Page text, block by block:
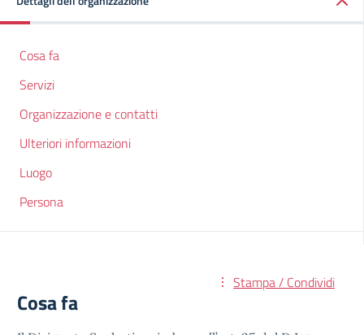
Cosa fa
Servizi
Organizzazione e contatti
Ulteriori informazioni
Luogo
Persona
Stampa / Condividi
Cosa fa